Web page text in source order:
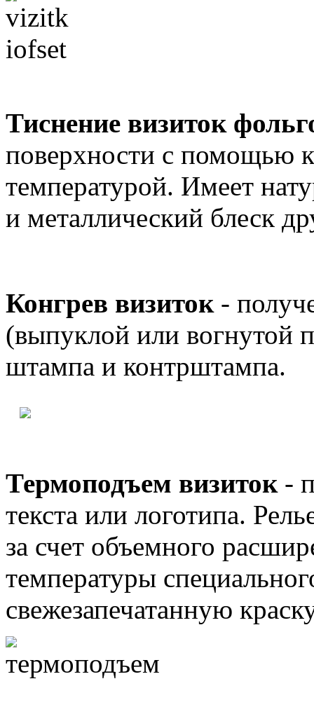
Тиснение визиток
поверхности с помощью
температурой. Имеет
и металлический
Конгрев визиток-
(выпуклой или вогнутой
штампа и
Термоподъем визиток-
текста или логотипа.
за счет объемного
температуры
свежезапечатанную